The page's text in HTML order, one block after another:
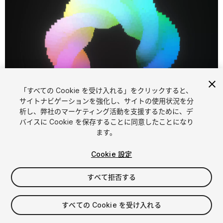
1/7
$4.99
「すべての Cookie を受け入れる」をクリックすると、
サイトナビゲーションを強化し、サイトの使用状況を分
析し、弊社のマーケティング活動を支援するために、デ
バイスに Cookie を保存することに同意したことになり
ます。
Cookie 設定
すべて拒否する
すべての Cookie を受け入れる